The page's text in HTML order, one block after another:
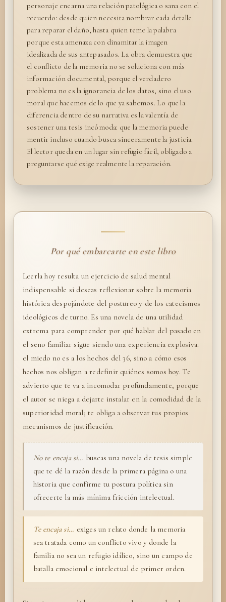
personaje encarna una relación patológica o sana con el
recuerdo: desde quien necesita nombrar cada detalle
para reparar el daño, hasta quien teme la palabra
porque esta amenaza con dinamitar la imagen
idealizada de sus antepasados. La obra demuestra que
el conflicto de la memoria no se soluciona con más
información documental, porque el verdadero
problema no es la ignorancia de los datos, sino el uso
moral que hacemos de lo que ya sabemos. Lo que la
diferencia dentro de su narrativa es la valentía de
sostener una tesis incómoda: que la memoria puede
mentir incluso cuando busca sinceramente la justicia.
El lector queda en un lugar sin refugio fácil, obligado a
preguntarse qué exige realmente la reparación.
Por qué embarcarte en este libro
Leerla hoy resulta un ejercicio de salud mental
indispensable si deseas reflexionar sobre la memoria
histórica despojándote del postureo y de los catecismos
ideológicos de turno. Es una novela de una utilidad
extrema para comprender por qué hablar del pasado en
el seno familiar sigue siendo una experiencia explosiva:
el miedo no es a los hechos del 36, sino a cómo esos
hechos nos obligan a redefinir quiénes somos hoy. Te
advierto que te va a incomodar profundamente, porque
el autor se niega a dejarte instalar en la comodidad de la
superioridad moral; te obliga a observar tus propios
mecanismos de justificación.
No te encaja si… buscas una novela de tesis simple
que te dé la razón desde la primera página o una
historia que confirme tu postura política sin
ofrecerte la más mínima fricción intelectual.
Te encaja si… exiges un relato donde la memoria
sea tratada como un conflicto vivo y donde la
familia no sea un refugio idílico, sino un campo de
batalla emocional e intelectual de primer orden.